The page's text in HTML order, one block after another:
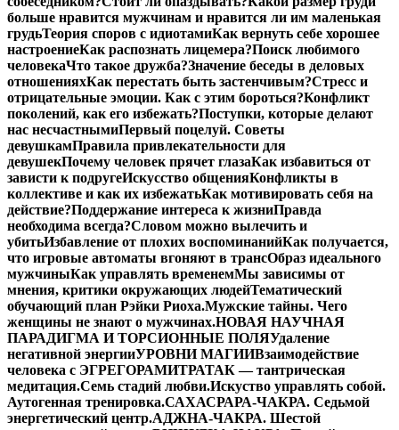
больше нравится мужчинам и нравится ли им маленькая
грудьТеория споров с идиотамиКак вернуть себе хорошее
настроениеКак распознать лицемера?Поиск любимого
человекаЧто такое дружба?Значение беседы в деловых
отношенияхКак перестать быть застенчивым?Стресс и
отрицательные эмоции. Как с этим бороться?Конфликт
поколений, как его избежать?Поступки, которые делают
нас несчастнымиПервый поцелуй. Советы
девушкамПравила привлекательности для
девушекПочему человек прячет глазаКак избавиться от
зависти к подругеИскусство общенияКонфликты в
коллективе и как их избежатьКак мотивировать себя на
действие?Поддержание интереса к жизниПравда
необходима всегда?Словом можно вылечить и
убитьИзбавление от плохих воспоминанийКак получается,
что игровые автоматы вгоняют в трансОбраз идеального
мужчиныКак управлять временемМы зависимы от
мнения, критики окружающих людейТематический
обучающий план Рэйки Риоха.Мужские тайны. Чего
женщины не знают о мужчинах.НОВАЯ НАУЧНАЯ
ПАРАДИГМА И ТОРСИОННЫЕ ПОЛЯУдаление
негативной энергииУРОВНИ МАГИИВзаимодействие
человека с ЭГРЕГОРАМИТРАТАК — тантрическая
медитация.Семь стадий любви.Искуство управлять собой.
Аутогенная тренировка.САХАСРАРА-ЧАКРА. Седьмой
энергетический центр.АДЖНА-ЧАКРА. Шестой